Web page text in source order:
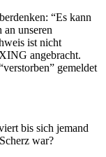
“Es kann
unseren
ist nicht
angebracht.
gemeldet
bis sich jemand
war?